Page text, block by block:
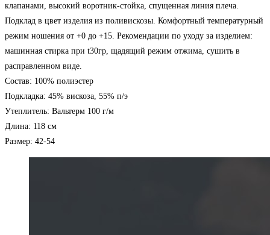
клапанами, высокий воротник-стойка, спущенная линия плеча.
Подклад в цвет изделия из поливискозы. Комфортный температурный
режим ношения от +0 до +15. Рекомендации по уходу за изделием:
машинная стирка при t30гр, щадящий режим отжима, сушить в
расправленном виде.
Состав: 100% полиэстер
Подкладка: 45% вискоза, 55% п/э
Утеплитель: Вальтерм 100 г/м
Длина: 118 см
Размер: 42-54